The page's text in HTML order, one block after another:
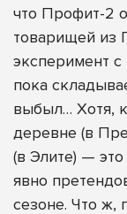
что Профит-2
товарищей из
эксперимент
пока
выбыл… Хотя,
деревне (в
(в Элите) —
явно
сезоне. Что